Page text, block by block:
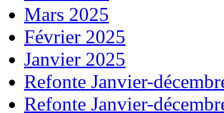
Mars 2025
Février 2025
Janvier 2025
Refonte Janvier-
Refonte Janvier-